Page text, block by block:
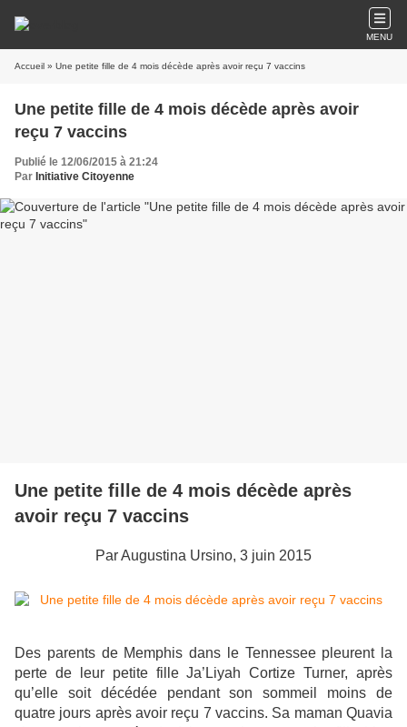
MENU
Accueil » Une petite fille de 4 mois décède après avoir reçu 7 vaccins
Une petite fille de 4 mois décède après avoir
reçu 7 vaccins
Publié le 12/06/2015 à 21:24
Par Initiative Citoyenne
Une petite fille de 4 mois décède après
avoir reçu 7 vaccins
Par Augustina Ursino, 3 juin 2015
Des parents de Memphis dans le Tennessee pleurent la
perte de leur petite fille Ja’Liyah Cortize Turner, après
qu’elle soit décédée pendant son sommeil moins de
quatre jours après avoir reçu 7 vaccins. Sa maman Quavia